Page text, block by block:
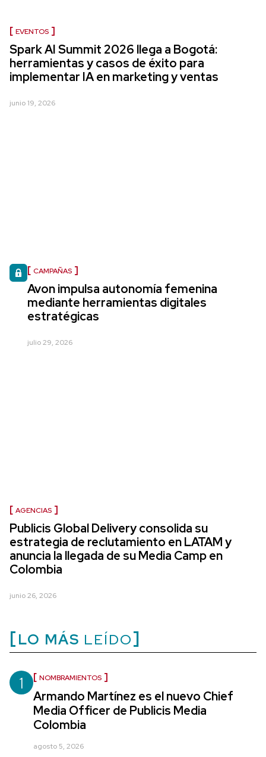
EVENTOS
Spark AI Summit 2026 llega a Bogotá:
herramientas y casos de éxito para
implementar IA en marketing y ventas
junio 19, 2026
CAMPAÑAS
Avon impulsa autonomía femenina
mediante herramientas digitales
estratégicas
julio 29, 2026
AGENCIAS
Publicis Global Delivery consolida su
estrategia de reclutamiento en LATAM y
anuncia la llegada de su Media Camp en
Colombia
junio 26, 2026
LO MÁS LEÍDO
1 NOMBRAMIENTOS
Armando Martínez es el nuevo Chief
Media Officer de Publicis Media
Colombia
agosto 5, 2026